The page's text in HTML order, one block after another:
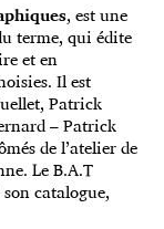
, est une
terme, qui édite
et en
Il est
Patrick
– Patrick
de l’atelier de
Le B.A.T
catalogue,